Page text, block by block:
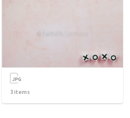
3 items